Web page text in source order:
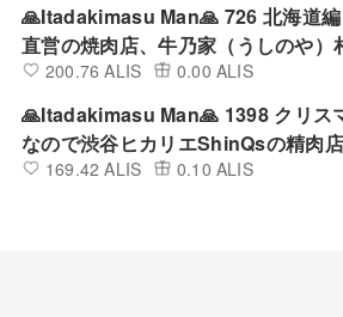
🙏Itadakimasu Man🙏 726 北海道
直営の焼肉店、牛乃家（うしのや）
口店の満腹ランチ定食を店内で食べ
200.76 ALIS 0.00 ALIS
🙏Itadakimasu Man🙏 1398 クリス
なので渋谷ヒカリエShinQsの精肉
づまの四国匠どりローストチキンレ
169.42 ALIS 0.10 ALIS